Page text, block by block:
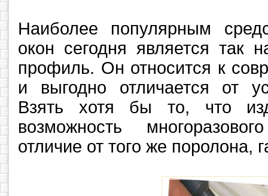
Наиболее популярным
окон сегодня является так
профиль. Он относится к
и выгодно отличается от
Взять хотя бы то, что
возможность
отличие от того же поролона,